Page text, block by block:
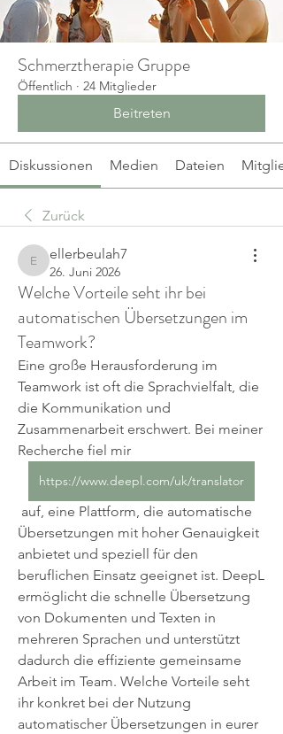
Schmerztherapie Gruppe
Öffentlich · 24 Mitglieder
Beitreten
Diskussionen Medien Dateien
Zurück
ellerbeulah7
ellerbeulah7
26. Juni 2026
Welche Vorteile seht ihr bei
automatischen Übersetzungen im
Teamwork?
Eine große Herausforderung im
Teamwork ist oft die Sprachvielfalt, die
die Kommunikation und
Zusammenarbeit erschwert. Bei meiner
Recherche fiel mir
https://www.deepl.com/uk/translator
Übersetzungen mit hoher Genauigkeit
anbietet und speziell für den
beruflichen Einsatz geeignet ist. DeepL
ermöglicht die schnelle Übersetzung
von Dokumenten und Texten in
mehreren Sprachen und unterstützt
dadurch die effiziente gemeinsame
Arbeit im Team. Welche Vorteile seht
ihr konkret bei der Nutzung
automatischer Übersetzungen in eurer